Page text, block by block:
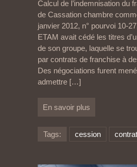
Calcul de l’indemnisation du
de Cassation chambre
janvier 2012, n° pourvoi 10-
ETAM avait cédé les titres
de son groupe, laquelle se
par contrats de franchise à
Des négociations furent
admettre […]
En savoir plus
Tags: cession